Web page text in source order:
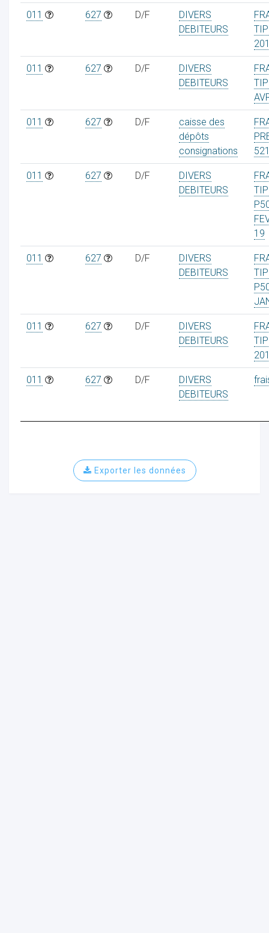
011 627 D/F
DIVERS
DEBITEURS
011 627 D/F
DIVERS
DEBITEURS
011 627 D/F
caisse des
dépôts
consignations
011 627 D/F
DIVERS
DEBITEURS
19
011 627 D/F
DIVERS
DEBITEURS
011 627 D/F
DIVERS
DEBITEURS
011 627 D/F
DIVERS
DEBITEURS
Exporter les données